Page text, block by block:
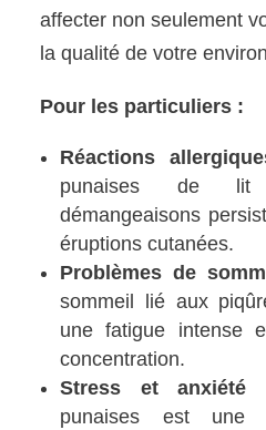
affecter non seulement
la qualité de votre
Pour les particuliers :
Réactions
punaises de lit
démangeaisons
éruptions cutanées.
Problèmes de
sommeil lié aux
une fatigue intense
concentration.
Stress et anxiété
punaises est une